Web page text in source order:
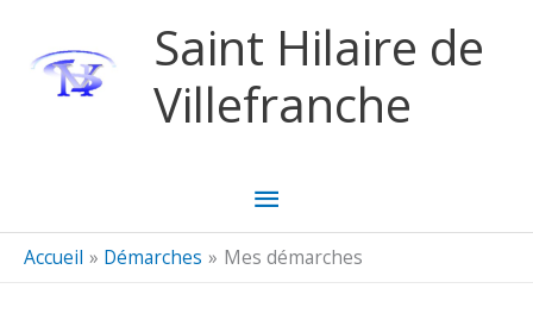
Saint Hilaire de
Villefranche
Menu
principal
Accueil Démarches Mes démarches